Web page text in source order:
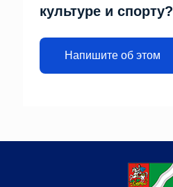
культуре и спорту?
Напишите об этом